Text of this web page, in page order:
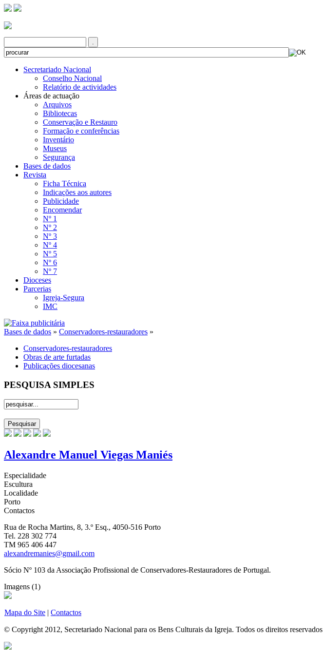
Secretariado Nacional
Conselho Nacional
Relatório de actividades
Áreas de actuação
Arquivos
Bibliotecas
Conservação e Restauro
Formação e conferências
Inventário
Museus
Segurança
Bases de dados
Revista
Ficha Técnica
Indicações aos autores
Publicidade
Encomendar
Nº 1
Nº 2
Nº 3
Nº 4
Nº 5
Nº 6
Nº 7
Dioceses
Parcerias
Igreja-Segura
IMC
Bases de dados » Conservadores-restauradores »
Conservadores-restauradores
Obras de arte furtadas
Publicações diocesanas
PESQUISA SIMPLES
Alexandre Manuel Viegas Maniés
Especialidade
Escultura
Localidade
Porto
Contactos
Rua de Rocha Martins, 8, 3.º Esq., 4050-516 Porto
Tel. 228 302 774
TM 965 406 447
alexandremanies@gmail.com
Sócio Nº 103 da Associação Profissional de Conservadores-Restauradores de Portugal.
Imagens (1)
Mapa do Site | Contactos
© Copyright 2012, Secretariado Nacional para os Bens Culturais da Igreja. Todos os direitos reservados